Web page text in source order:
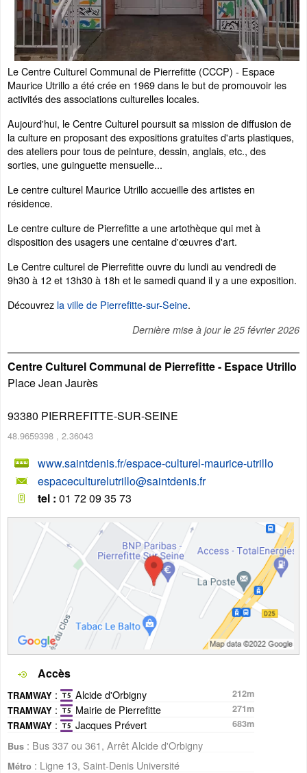
Le Centre Culturel Communal de Pierrefitte (CCCP) - Espace
Maurice Utrillo a été crée en 1969 dans le but de promouvoir les
activités des associations culturelles locales.
Aujourd'hui, le Centre Culturel poursuit sa mission de diffusion de
la culture en proposant des expositions gratuites d'arts plastiques,
des ateliers pour tous de peinture, dessin, anglais, etc., des
sorties, une guinguette mensuelle...
Le centre culturel Maurice Utrillo accueille des artistes en
résidence.
Le centre culture de Pierrefitte a une artothèque qui met à
disposition des usagers une centaine d'œuvres d'art.
Le Centre culturel de Pierrefitte ouvre du lundi au vendredi de
9h30 à 12 et 13h30 à 18h et le samedi quand il y a une exposition.
Découvrez la ville de Pierrefitte-sur-Seine.
Dernière mise à jour le 25 février 2026
Centre Culturel Communal de Pierrefitte - Espace Utrillo
Place Jean Jaurès
93380 PIERREFITTE-SUR-SEINE
48.9659398 , 2.36043
www.saintdenis.fr/espace-culturel-maurice-utrillo
espaceculturelutrillo@saintdenis.fr
tel : 01 72 09 35 73
Accès
TRAMWAY : Alcide d'Orbigny
212m
TRAMWAY : Mairie de Pierrefitte
271m
TRAMWAY : Jacques Prévert
683m
Bus : Bus 337 ou 361, Arrêt Alcide d'Orbigny
Métro : Ligne 13, Saint-Denis Université